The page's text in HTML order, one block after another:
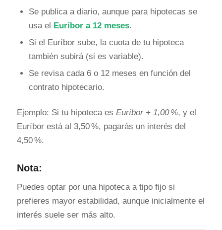
Se publica a diario, aunque para hipotecas se
usa el Euríbor a 12 meses.
Si el Euríbor sube, la cuota de tu hipoteca
también subirá (si es variable).
Se revisa cada 6 o 12 meses en función del
contrato hipotecario.
Ejemplo: Si tu hipoteca es Euríbor + 1,00 %, y el
Euríbor está al 3,50 %, pagarás un interés del
4,50 %.
Nota:
Puedes optar por una hipoteca a tipo fijo si
prefieres mayor estabilidad, aunque inicialmente el
interés suele ser más alto.